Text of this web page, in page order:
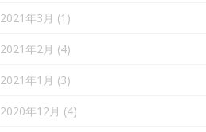
2021年3月 (1)
2021年2月 (4)
2021年1月 (3)
2020年12月 (4)